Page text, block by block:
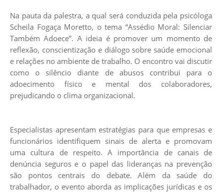
Na pauta da palestra, a qual será conduzida pela psicóloga
Scheila Fogaça Moretto, o tema “Assédio Moral: Silenciar
Também Adoece”. A ideia é promover um momento de
reflexão, conscientização e diálogo sobre saúde emocional
e relações no ambiente de trabalho. O encontro vai discutir
como o silêncio diante de abusos contribui para o
adoecimento físico e mental dos colaboradores,
prejudicando o clima organizacional.
Especialistas apresentam estratégias para que empresas e
funcionários identifiquem sinais de alerta e promovam
uma cultura de respeito. A importância de canais de
denúncia seguros e o papel das lideranças na prevenção
são pontos centrais do debate. Além da saúde do
trabalhador, o evento aborda as implicações jurídicas e os